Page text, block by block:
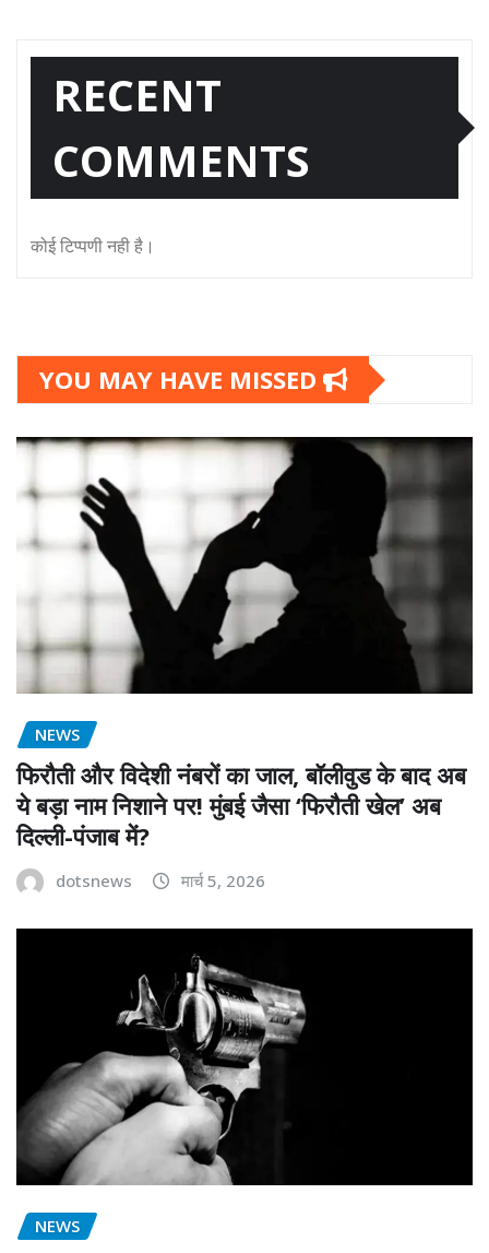
RECENT
COMMENTS
कोई टिप्पणी नही है।
YOU MAY HAVE MISSED
NEWS
फिरौती और विदेशी नंबरों का जाल, बॉलीवुड के बाद अब
ये बड़ा नाम निशाने पर! मुंबई जैसा ‘फिरौती खेल’ अब
दिल्ली-पंजाब में?
dotsnews मार्च 5, 2026
NEWS